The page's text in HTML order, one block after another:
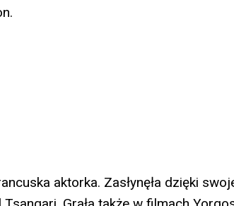
aktorka. Zasłynęła dzięki